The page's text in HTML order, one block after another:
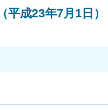
平成23年7月1日）